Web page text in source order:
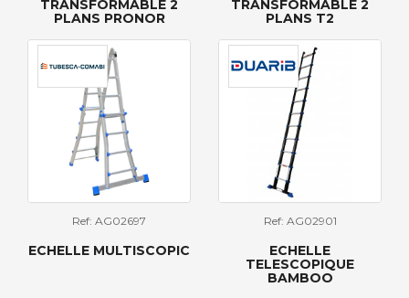
TRANSFORMABLE 2
PLANS PRONOR
TRANSFORMABLE 2
PLANS T2
Ref: AG02697
ECHELLE MULTISCOPIC
Ref: AG02901
ECHELLE
TELESCOPIQUE
BAMBOO